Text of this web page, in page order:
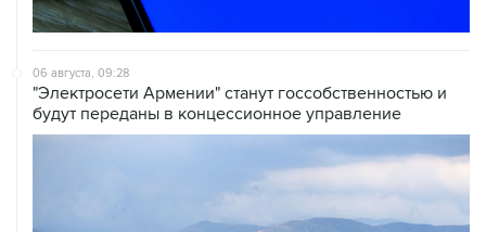
06 августа, 09:28
"Электросети Армении" станут госсобственностью и
будут переданы в концессионное управление